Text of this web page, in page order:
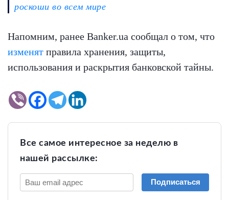
роскоши во всем мире
Напомним, ранее Banker.ua сообщал о том, что
изменят правила хранения, защиты,
использования и раскрытия банковской тайны.
Все самое интересное за неделю в
нашей рассылке:
Подписаться